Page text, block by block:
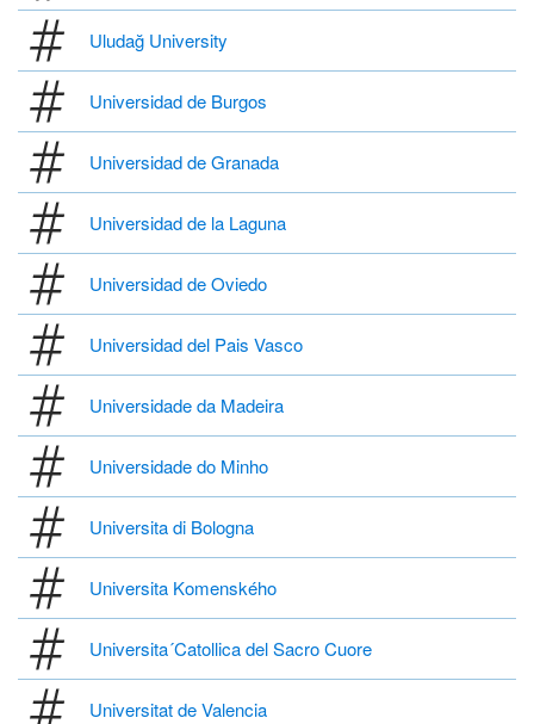
Uludağ University
Universidad de Burgos
Universidad de Granada
Universidad de la Laguna
Universidad de Oviedo
Universidad del Pais Vasco
Universidade da Madeira
Universidade do Minho
Universita di Bologna
Universita Komenského
Universita´Catollica del Sacro Cuore
Universitat de Valencia